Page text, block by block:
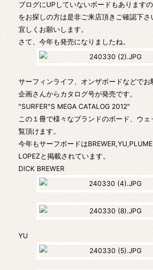
ブログにUPしていないボードもあります
をお探しの方は是非ご来店頂きご確認下さ
宜しくお願いします。
さて、今年も発売になりましたね。
サーフィンライフ、オンザボードなどでお
企画さんからカタログ号が発売です。
"SURFER"S MEGA CATALOG 2012"
この１冊で様々なブランドのボード、ウェ
覧頂けます。
今年もサーフボードは
LOPEZと掲載されています。
DICK BREWER
YU